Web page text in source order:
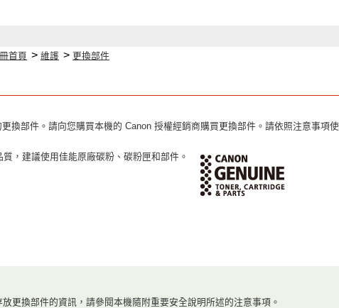
首頁 > 維護 > 更換部件
換部件。請向您購買本機的 Canon 授權經銷商購買更換部件。請依照注意事項
，建議使用佳能原廠碳粉、碳粉匣和部件。
放更換部件的資訊，請參閱本機隨附重要安全說明所述的注意事項。